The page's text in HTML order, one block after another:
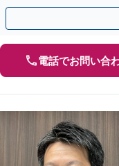
棄など様々な離婚・男女問
電話でお問い合